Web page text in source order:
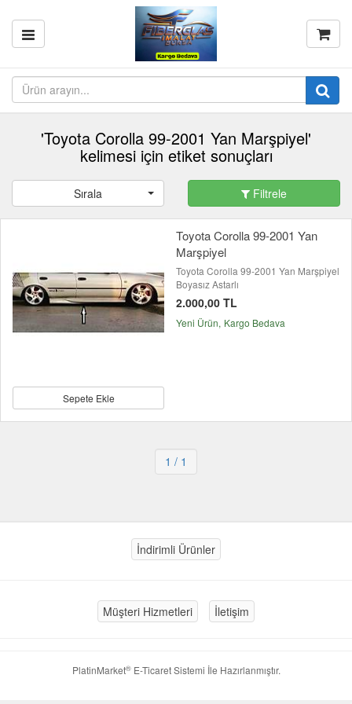
'Toyota Corolla 99-2001 Yan Marşpiyel'
kelimesi için etiket sonuçları
Sırala Filtrele
Sepete Ekle
Toyota Corolla 99-2001 Yan
Marşpiyel
Toyota Corolla 99-2001 Yan Marşpiyel
Boyasız Astarlı
2.000,00 TL
Yeni Ürün Kargo Bedava
1 / 1
İndirimli Ürünler
Müşteri Hizmetleri İletişim
PlatinMarket®E-Ticaret Sistemi İle Hazırlanmıştır.